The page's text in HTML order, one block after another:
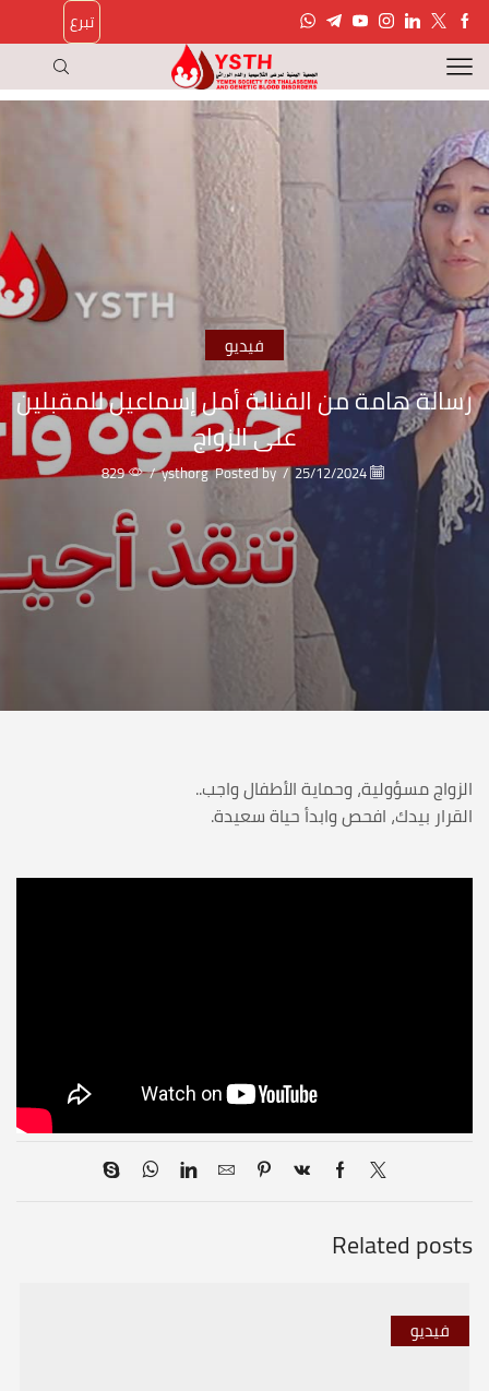
تبرع
فيديو
رسالة هامة من الفنانة أمل إسماعيل للمقبلين
على الزواج
25/12/2024
/
Posted by
ysthorg
/
829
الزواج مسؤولية، وحماية الأطفال واجب..
القرار بيدك، افحص وابدأ حياة سعيدة.
Related posts
فيديو